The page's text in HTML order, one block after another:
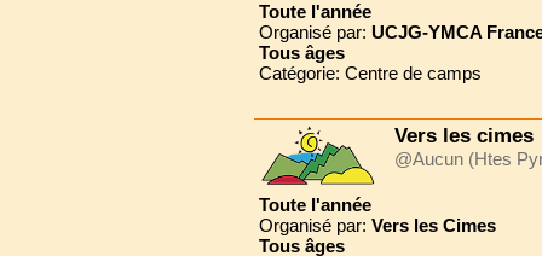
Toute l'année
Organisé par: UCJG-YMCA
Tous âges
Catégorie: Centre de camps
Vers les cimes
@Aucun (Htes
Toute l'année
Organisé par: Vers les Cimes
Tous âges